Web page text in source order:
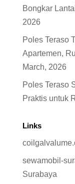
Bongkar
2026
Poles Teraso
Apartemen,
March, 2026
Poles Teraso
Praktis untuk
Links
sewamobil-
Surabaya